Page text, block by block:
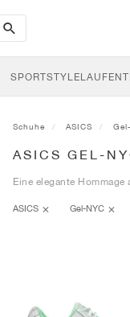
search-
btn
SPORTSTYLELAUFEN
Schuhe ASICS
ASICS GEL-
Eine elegante
ASICS Gel-NYC